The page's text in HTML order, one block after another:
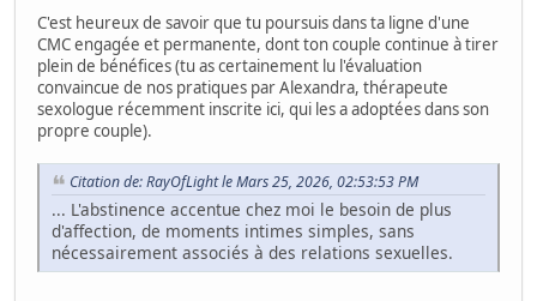
C'est heureux de savoir que tu poursuis dans ta ligne d'une
CMC engagée et permanente, dont ton couple continue à tirer
plein de bénéfices (tu as certainement lu l'évaluation
convaincue de nos pratiques par Alexandra, thérapeute
sexologue récemment inscrite ici, qui les a adoptées dans son
propre couple).
Citation de: RayOfLight le Mars 25, 2026, 02:53:53 PM
... L'abstinence accentue chez moi le besoin de plus
d'affection, de moments intimes simples, sans
nécessairement associés à des relations sexuelles.